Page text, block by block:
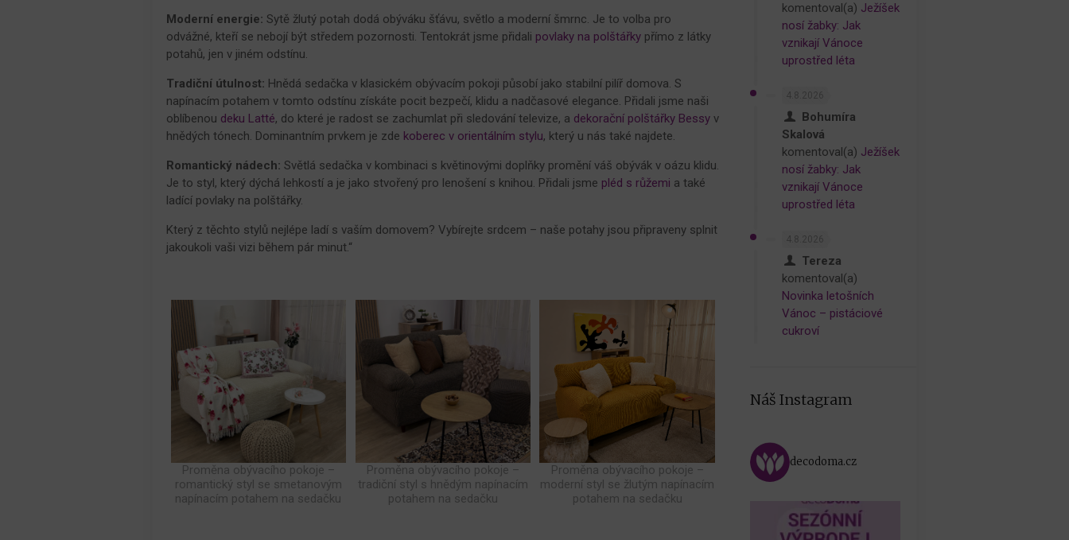
Moderní energie: Sytě žlutý potah dodá obýváku šťávu, světlo a moderní šmrnc. Je to volba pro
odvážné, kteří se nebojí být středem pozornosti. Tentokrát jsme přidali povlaky na polštářky přímo z látky
potahů, jen v jiném odstínu.
Tradiční útulnost: Hnědá sedačka v klasickém obývacím pokoji působí jako stabilní pilíř domova. S
napínacím potahem v tomto odstínu získáte pocit bezpečí, klidu a nadčasové elegance. Přidali jsme naši
oblíbenou deku Latté, do které je radost se zachumlat při sledování televize, a dekorační polštářky Bessy v
hnědých tónech. Dominantním prvkem je zde koberec v orientálním stylu, který u nás také najdete.
Romantický nádech: Světlá sedačka v kombinaci s květinovými doplňky promění váš obývák v oázu klidu.
Je to styl, který dýchá lehkostí a je jako stvořený pro lenošení s knihou. Přidali jsme pléd s růžemi a také
ladící povlaky na polštářky.
Který z těchto stylů nejlépe ladí s vaším domovem? Vybírejte srdcem – naše potahy jsou připraveny splnit
jakoukoli vaši vizi během pár minut.“
Proměna obývacího pokoje –
romantický styl se smetanovým
napínacím potahem na sedačku
Proměna obývacího pokoje –
tradiční styl s hnědým napínacím
potahem na sedačku
Proměna obývacího pokoje –
moderní styl se žlutým napínacím
potahem na sedačku
komentoval(a) Ježíšek
nosí žabky: Jak
vznikají Vánoce
uprostřed léta
Bohumíra
Skalová
komentoval(a) Ježíšek
nosí žabky: Jak
vznikají Vánoce
uprostřed léta
Tereza
komentoval(a)
Novinka letošních
Vánoc – pistáciové
cukroví
Náš Instagram
decodoma.cz